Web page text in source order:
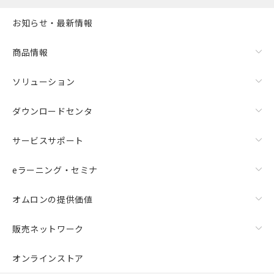
お知らせ・最新情報
商品情報
ソリューション
ダウンロードセンタ
サービスサポート
eラーニング・セミナ
オムロンの提供価値
販売ネットワーク
オンラインストア